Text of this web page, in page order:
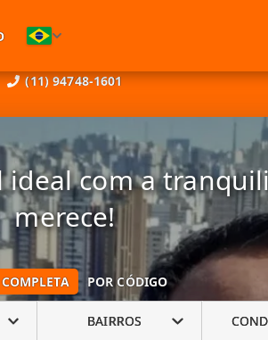
(11) 94748-1601
com a
merece!
POR CÓDIGO
BAIRROS